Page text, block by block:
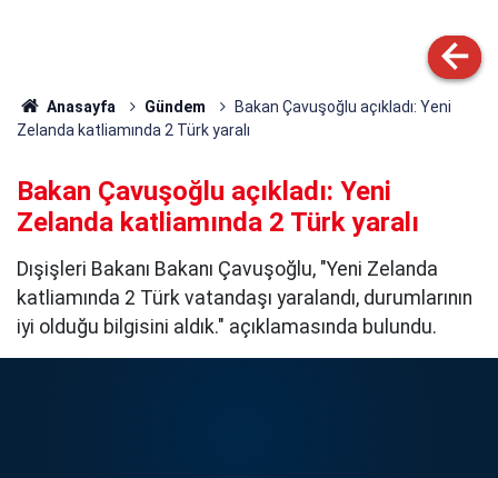
Anasayfa Gündem
Bakan Çavuşoğlu açıkladı: Yeni
Zelanda katliamında 2 Türk yaralı
Bakan Çavuşoğlu açıkladı: Yeni
Zelanda katliamında 2 Türk yaralı
Dışişleri Bakanı Bakanı Çavuşoğlu, "Yeni Zelanda
katliamında 2 Türk vatandaşı yaralandı, durumlarının
iyi olduğu bilgisini aldık." açıklamasında bulundu.